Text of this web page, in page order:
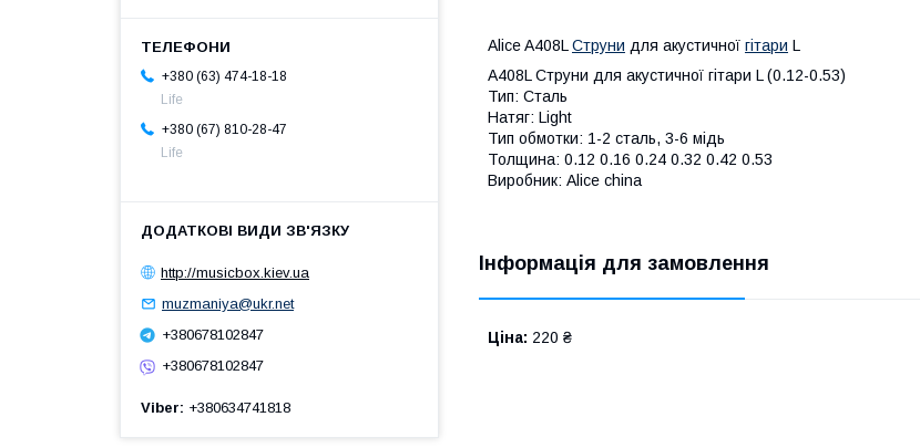
Alice A408L Струни для акустичної гітари L
A408L Струни для акустичної гітари L (0.12-0.53)
Тип: Сталь
Натяг: Light
Тип обмотки: 1-2 сталь, 3-6 мідь
Толщина: 0.12 0.16 0.24 0.32 0.42 0.53
Виробник: Alice china
Інформація для замовлення
Ціна: 220 ₴
+380 (63) 474-18-18
Life
+380 (67) 810-28-47
Life
http://musicbox.kiev.ua
muzmaniya@ukr.net
+380678102847
+380678102847
Viber +380634741818